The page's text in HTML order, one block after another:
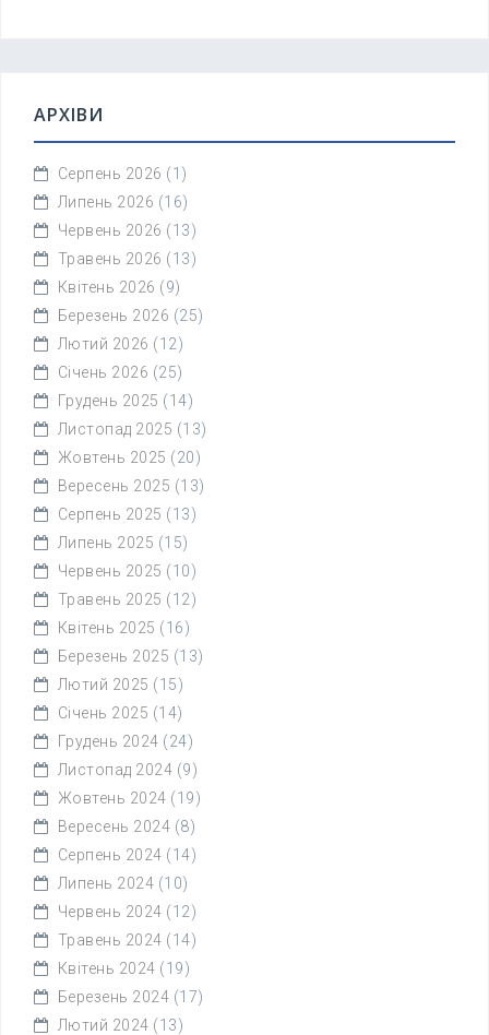
АРХІВИ
Серпень 2026 (1)
Липень 2026 (16)
Червень 2026 (13)
Травень 2026 (13)
Квітень 2026 (9)
Березень 2026 (25)
Лютий 2026 (12)
Січень 2026 (25)
Грудень 2025 (14)
Листопад 2025 (13)
Жовтень 2025 (20)
Вересень 2025 (13)
Серпень 2025 (13)
Липень 2025 (15)
Червень 2025 (10)
Травень 2025 (12)
Квітень 2025 (16)
Березень 2025 (13)
Лютий 2025 (15)
Січень 2025 (14)
Грудень 2024 (24)
Листопад 2024 (9)
Жовтень 2024 (19)
Вересень 2024 (8)
Серпень 2024 (14)
Липень 2024 (10)
Червень 2024 (12)
Травень 2024 (14)
Квітень 2024 (19)
Березень 2024 (17)
Лютий 2024 (13)